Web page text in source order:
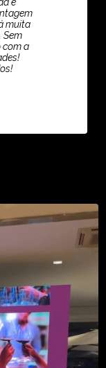
muita
Sem
com a